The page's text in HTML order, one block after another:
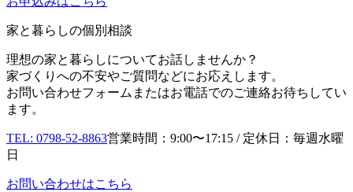
家と暮らしの個別相談
理想の家と暮らしについてお話しませんか？
家づくりへの不安やご質問などにお応えします。
お問い合わせフォームまたはお電話でのご連絡お待ちしてい
ます。
TEL: 0798-52-8863営業時間：9:00〜17:15 / 定休日：毎週水曜
日
お問い合わせはこちら